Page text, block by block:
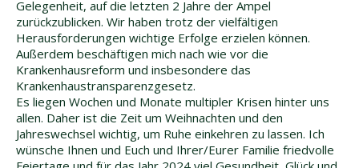
Gelegenheit, auf die letzten 2 Jahre der Ampel
zurückzublicken. Wir haben trotz der vielfältigen
Herausforderungen wichtige Erfolge erzielen können.
Außerdem beschäftigen mich nach wie vor die
Krankenhausreform und insbesondere das
Krankenhaustransparenzgesetz.
Es liegen Wochen und Monate multipler Krisen hinter uns
allen. Daher ist die Zeit um Weihnachten und den
Jahreswechsel wichtig, um Ruhe einkehren zu lassen. Ich
wünsche Ihnen und Euch und Ihrer/Eurer Familie friedvolle